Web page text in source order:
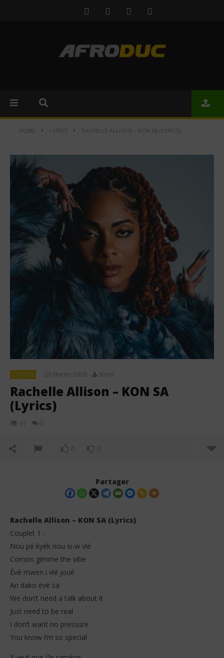
HOME LYRICS RACHELLE ALLISON – KON SA (LYRICS)
LYRICS 26 février 2026 Stone
Rachelle Allison – KON SA
(Lyrics)
37 0
0 0
NOW VIEWING
Rachelle Allison – KON SA (Lyrics)
26
février
Stone
Partager
Rachelle Allison – KON SA (Lyrics)
Couplet 1 :
Nou pé kyèk nou si-w vlé
Comon gimme the vibe
Èvè mwen i vlé joué
An dako èvè sa
We don’t need a talk about it
Just need to be real
I don’t want no pressure
You know i’m so special